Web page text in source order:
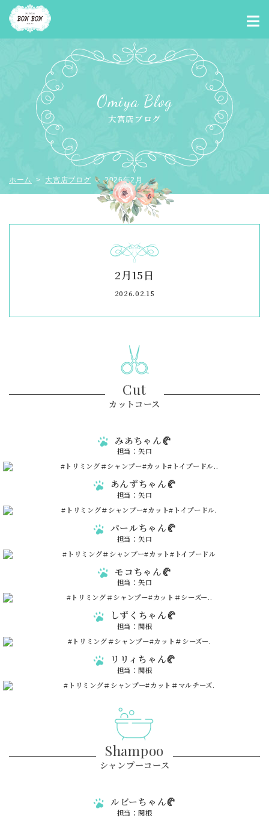
Omiya Blog
大宮店ブログ
ホーム > 大宮店ブログ > 2026年2月
2月15日
2026.02.15
Cut
カットコース
みあちゃん🥐
担当：矢口
あんずちゃん🥐
担当：矢口
パールちゃん🥐
担当：矢口
モコちゃん🥐
担当：矢口
しずくちゃん🥐
担当：関根
リリィちゃん🥐
担当：関根
Shampoo
シャンプーコース
ルビーちゃん🥐
担当：関根